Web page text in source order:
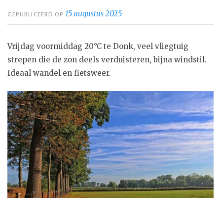
GEPUBLICEERD OP15 augustus 2025
Vrijdag voormiddag 20°C te Donk, veel vliegtuig
strepen die de zon deels verduisteren, bijna windstil.
Ideaal wandel en fietsweer.